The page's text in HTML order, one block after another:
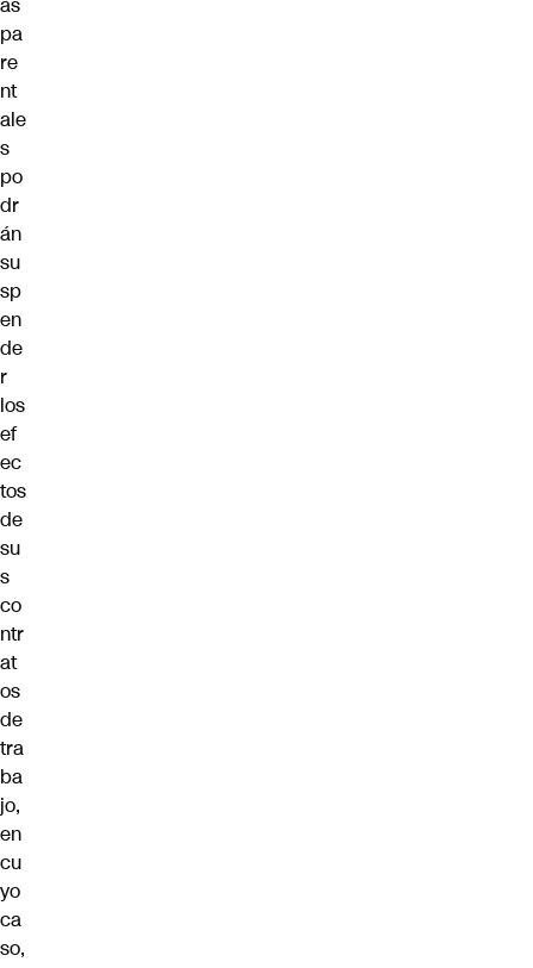
as
pa
re
nt
ale
s
po
dr
án
su
sp
en
de
r
los
ef
ec
tos
de
su
s
co
ntr
at
os
de
tra
ba
jo,
en
cu
yo
ca
so,